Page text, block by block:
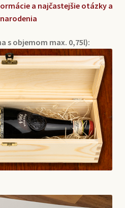
a najčastejšie otázky a
s objemom max. 0,75l):